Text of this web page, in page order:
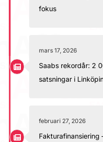
fokus
mars 17, 2026
Saabs rekordår: 2
satsningar i
februari 27, 2026
Fakturafinansiering